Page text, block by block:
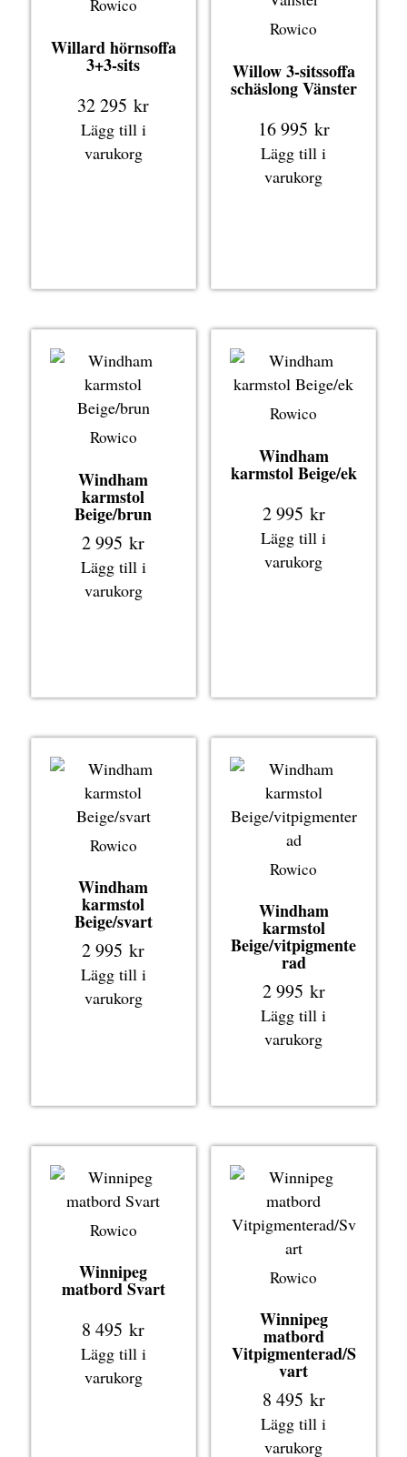
Rowico
Willard hörnsoffa
3+3-sits
32 295kr
Lägg till i
varukorg
Rowico
Willow 3-sitssoffa
schäslong Vänster
16 995 kr
Lägg till i
varukorg
Rowico
Windham
karmstol
Beige/brun
2 995kr
Lägg till i
varukorg
Rowico
Windham
karmstol Beige/ek
2 995 kr
Lägg till i
varukorg
Rowico
Windham
karmstol
Beige/svart
2 995kr
Lägg till i
varukorg
Rowico
Windham
karmstol
Beige/vitpigmente
rad
2 995 kr
Lägg till i
varukorg
Rowico
Winnipeg
matbord Svart
8 495kr
Lägg till i
varukorg
Rowico
Winnipeg
matbord
Vitpigmenterad/S
vart
8 495 kr
Lägg till i
varukorg